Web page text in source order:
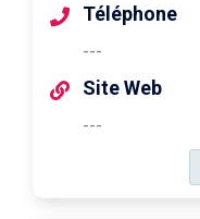
Téléphone
---
Site Web
---